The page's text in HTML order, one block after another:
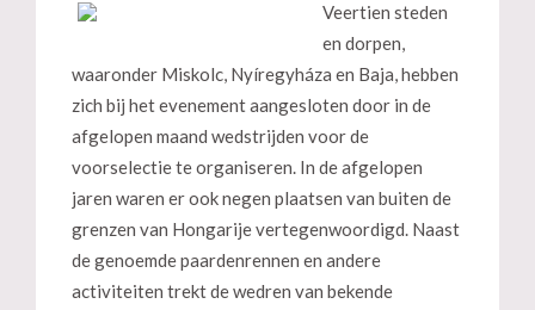
Veertien steden
en dorpen,
waaronder Miskolc, Nyíregyháza en Baja, hebben
zich bij het evenement aangesloten door in de
afgelopen maand wedstrijden voor de
voorselectie te organiseren. In de afgelopen
jaren waren er ook negen plaatsen van buiten de
grenzen van Hongarije vertegenwoordigd. Naast
de genoemde paardenrennen en andere
activiteiten trekt de wedren van bekende